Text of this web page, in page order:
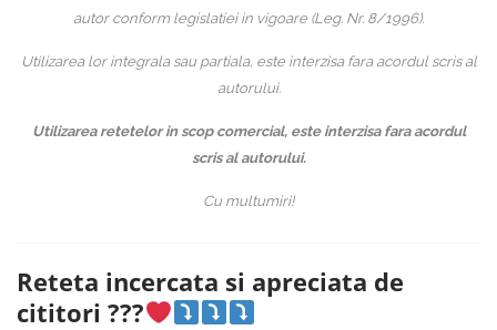
autor conform legislatiei in vigoare (Leg. Nr. 8/1996).
Utilizarea lor integrala sau partiala, este interzisa fara acordul scris al
autorului.
Utilizarea retetelor in scop comercial, este interzisa fara acordul
scris al autorului.
Cu multumiri!
Reteta incercata si apreciata de
cititori ???